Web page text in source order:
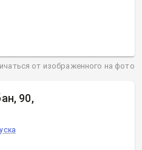
90,
от изображенного на фото